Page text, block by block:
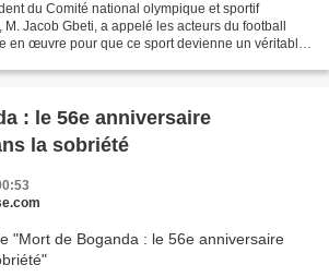
du Comité national olympique et sportif
Jacob Gbeti, a appelé les acteurs du football
en œuvre pour que ce sport devienne un véritable
: le 56e anniversaire
la sobriété